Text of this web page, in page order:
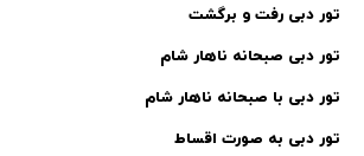
تور دبی رفت و برگشت
تور دبی صبحانه ناهار شام
تور دبی با صبحانه ناهار شام
تور دبی به صورت اقساط